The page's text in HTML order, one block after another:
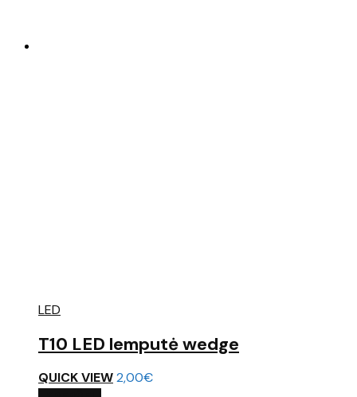
LED
T10 LED lemputė wedge
QUICK VIEW2,00€